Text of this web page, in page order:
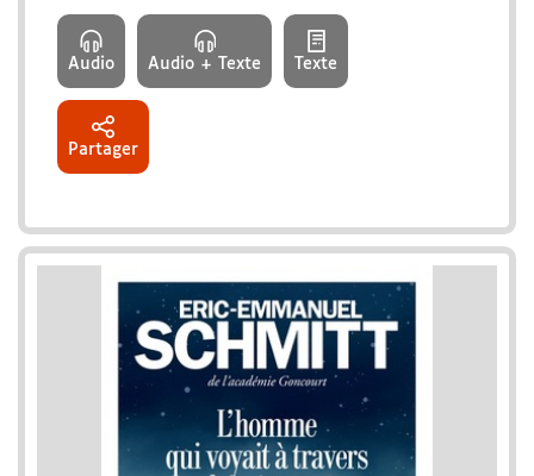
Audio Audio + Texte Texte
Partager